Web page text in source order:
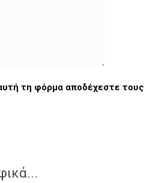
τη φόρμα αποδέχεστε τους